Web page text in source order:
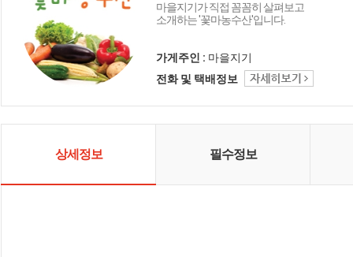
마을지기가 직접 꼼꼼히 살펴보고
소개하는 '꽃마농수산'입니다.
가게주인 : 마을지기
전화 및 택배정보
상세정보 필수정보